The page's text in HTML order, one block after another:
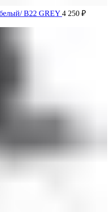
B22 GREY 4 250 ₽